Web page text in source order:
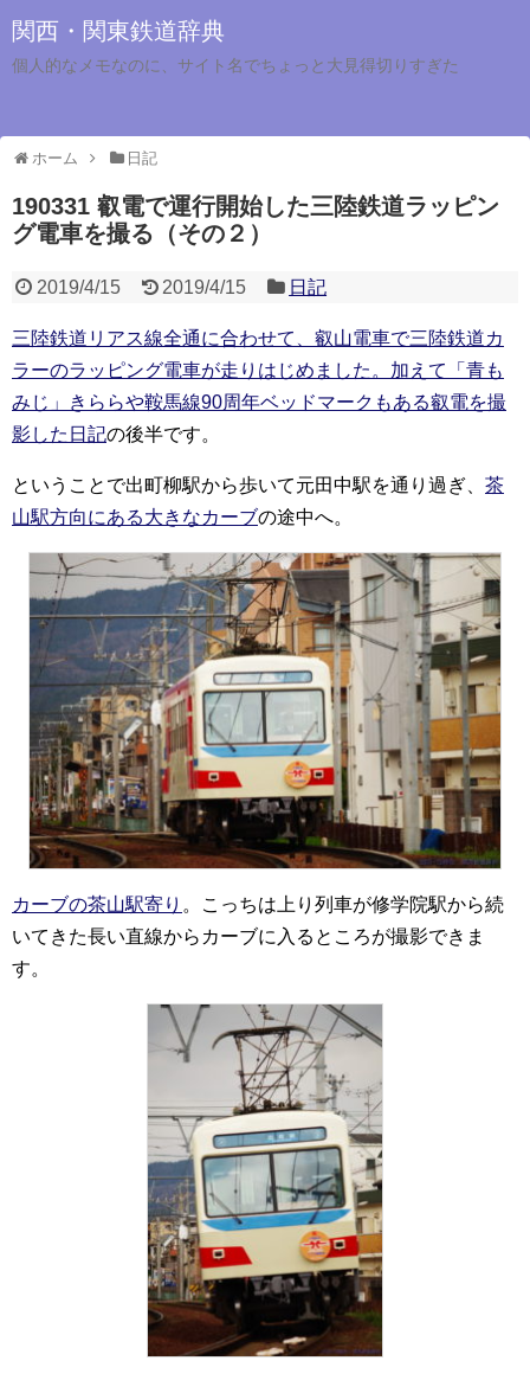
関西・関東鉄道辞典
個人的なメモなのに、サイト名でちょっと大見得切りすぎた
ホーム 日記
190331 叡電で運行開始した三陸鉄道ラッピン
グ電車を撮る（その２）
2019/4/15 2019/4/15 日記
三陸鉄道リアス線全通に合わせて、叡山電車で三陸鉄道カ
ラーのラッピング電車が走りはじめました。加えて「青も
みじ」きららや鞍馬線90周年ベッドマークもある叡電を撮
影した日記の後半です。
ということで出町柳駅から歩いて元田中駅を通り過ぎ、 茶
山駅方向にある大きなカーブの途中へ。
カーブの茶山駅寄り 。こっちは上り列車が修学院駅から続
いてきた長い直線からカーブに入るところが撮影できま
す。